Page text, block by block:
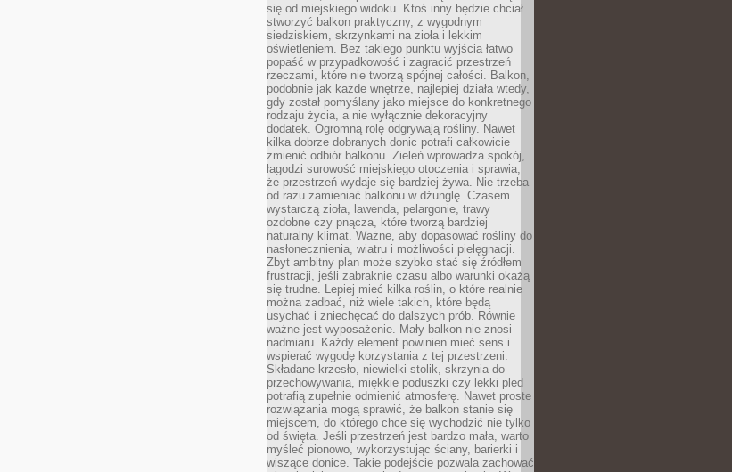
się od miejskiego widoku. Ktoś inny będzie chciał
stworzyć balkon praktyczny, z wygodnym
siedziskiem, skrzynkami na zioła i lekkim
oświetleniem. Bez takiego punktu wyjścia łatwo
popaść w przypadkowość i zagracić przestrzeń
rzeczami, które nie tworzą spójnej całości. Balkon,
podobnie jak każde wnętrze, najlepiej działa wtedy,
gdy został pomyślany jako miejsce do konkretnego
rodzaju życia, a nie wyłącznie dekoracyjny
dodatek. Ogromną rolę odgrywają rośliny. Nawet
kilka dobrze dobranych donic potrafi całkowicie
zmienić odbiór balkonu. Zieleń wprowadza spokój,
łagodzi surowość miejskiego otoczenia i sprawia,
że przestrzeń wydaje się bardziej żywa. Nie trzeba
od razu zamieniać balkonu w dżunglę. Czasem
wystarczą zioła, lawenda, pelargonie, trawy
ozdobne czy pnącza, które tworzą bardziej
naturalny klimat. Ważne, aby dopasować rośliny do
nasłonecznienia, wiatru i możliwości pielęgnacji.
Zbyt ambitny plan może szybko stać się źródłem
frustracji, jeśli zabraknie czasu albo warunki okażą
się trudne. Lepiej mieć kilka roślin, o które realnie
można zadbać, niż wiele takich, które będą
usychać i zniechęcać do dalszych prób. Równie
ważne jest wyposażenie. Mały balkon nie znosi
nadmiaru. Każdy element powinien mieć sens i
wspierać wygodę korzystania z tej przestrzeni.
Składane krzesło, niewielki stolik, skrzynia do
przechowywania, miękkie poduszki czy lekki pled
potrafią zupełnie odmienić atmosferę. Nawet proste
rozwiązania mogą sprawić, że balkon stanie się
miejscem, do którego chce się wychodzić nie tylko
od święta. Jeśli przestrzeń jest bardzo mała, warto
myśleć pionowo, wykorzystując ściany, barierki i
wiszące donice. Takie podejście pozwala zachować